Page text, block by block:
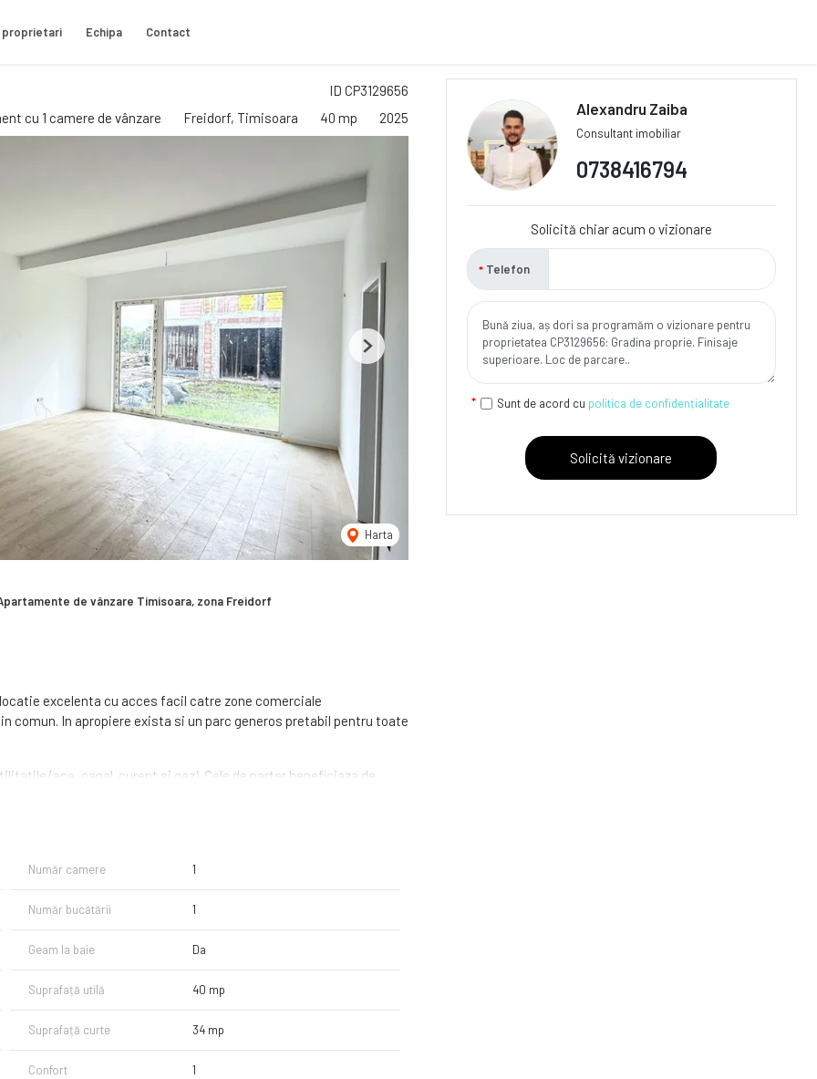
proprietari Echipa Contact
ID CP3129656
cu 1 camere de vânzare Freidorf, Timisoara 40 mp 2025
Harta
Next
de vânzare Timisoara, zona Freidorf
excelenta cu acces facil catre zone comerciale
In apropiere exista si un parc generos pretabil pentru toate
(apa, canal. curent si gaz). Cele de parter beneficiaza de
Disponibil la etaj 2
la etaj 2
la etaj 1 si etaj 2
Număr camere 1
Număr bucătării 1
Geam la baie Da
Suprafață utilă 40 mp
Suprafață curte 34 mp
Confort 1
Alexandru Zaiba
Consultant imobiliar
0738416794
Solicită chiar acum o vizionare
Telefon
Sunt de acord cu politica de confidențialitate
Solicită vizionare